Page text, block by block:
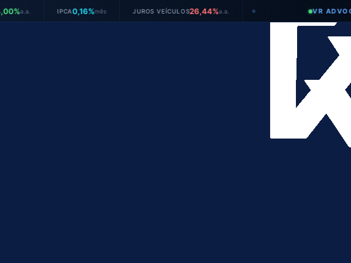
IPCA 0,16%mês JUROS VEÍCULOS26,44%a.a. ● VR ADVOGADOS